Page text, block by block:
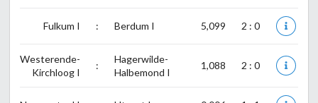
Fulkum I : Berdum I 5,099 2 : 0
Westerende-
Kirchloog I
:
Hagerwilde-
Halbemond I
1,088 2 : 0